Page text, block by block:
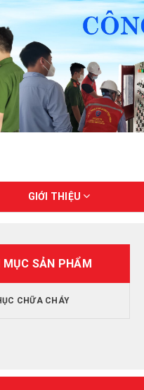
GIỚI THIỆU
MỤC SẢN PHẨM
CHỮA CHÁY